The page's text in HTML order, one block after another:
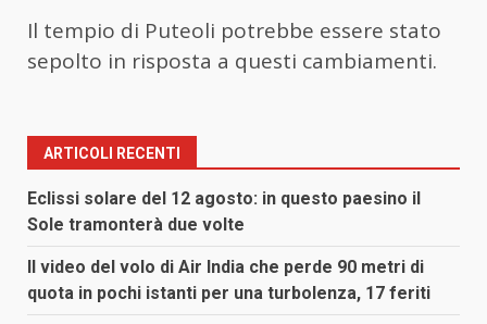
Il tempio di Puteoli potrebbe essere stato
sepolto in risposta a questi cambiamenti.
ARTICOLI RECENTI
Eclissi solare del 12 agosto: in questo paesino il
Sole tramonterà due volte
Il video del volo di Air India che perde 90 metri di
quota in pochi istanti per una turbolenza, 17 feriti